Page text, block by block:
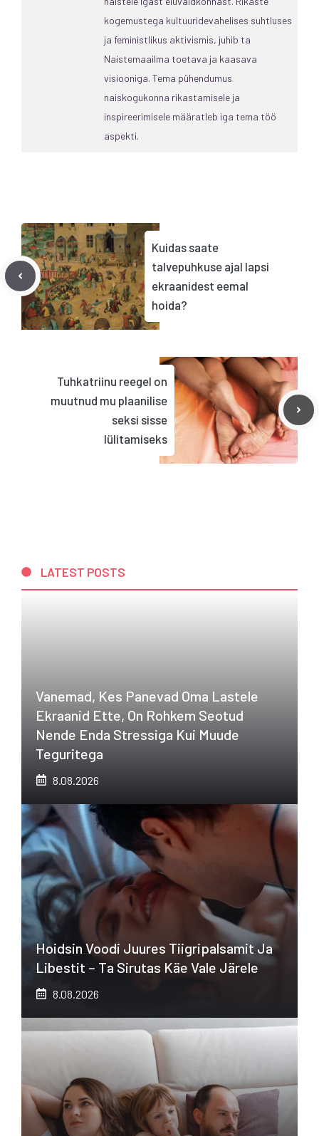
kogemustega kultuuridevahelises suhtluses
ja feministlikus aktivismis, juhib ta
Naistemaailma toetava ja kaasava
visiooniga. Tema pühendumus
naiskogukonna rikastamisele ja
inspireerimisele määratleb iga tema töö
aspekti.
Kuidas saate
talvepuhkuse ajal lapsi
ekraanidest eemal
hoida?
Tuhkatriinu reegel on
muutnud mu plaanilise
seksi sisse
lülitamiseks
LATEST POSTS
Vanemad, Kes Panevad Oma Lastele
Ekraanid Ette, On Rohkem Seotud
Nende Enda Stressiga Kui Muude
Teguritega
8.08.2026
Hoidsin Voodi Juures Tiigripalsamit Ja
Libestit – Ta Sirutas Käe Vale Järele
8.08.2026